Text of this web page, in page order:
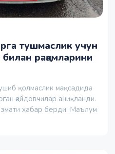
тушмаслик учун
рақамларини
қолмаслик мақсадида
ҳайдовчилар аниқланди.
хабар берди. Маълум